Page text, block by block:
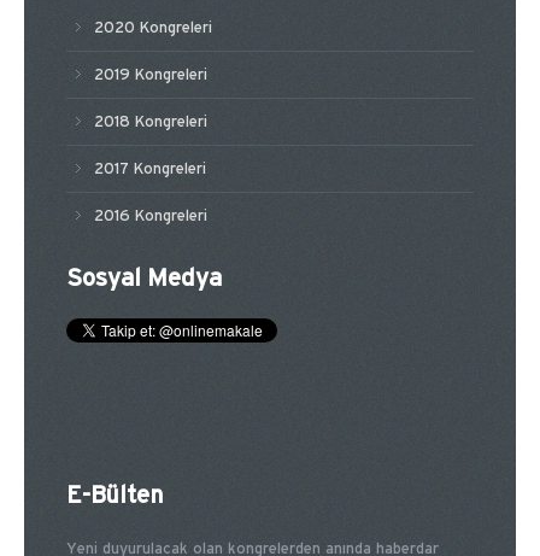
2020 Kongreleri
2019 Kongreleri
2018 Kongreleri
2017 Kongreleri
2016 Kongreleri
Sosyal Medya
E-Bülten
Yeni duyurulacak olan kongrelerden anında haberdar